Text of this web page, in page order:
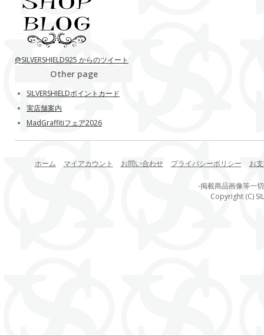
@SILVERSHIELD925 からのツイート
Other page
SILVERSHIELDポイントカード
実店舗案内
MadGraffitiフェア2026
ホーム マイアカウント お問い合わせ プライバシーポリシー お
-掲載商品画像等一
Copyright (C)